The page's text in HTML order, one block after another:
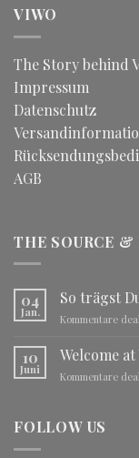
VIWO
The Story behind
Impressum
Datenschutz
AGB
THE SOURCE &
04
Jan.
So trägst
Kommentare
10
Juni
Welcome
Kommentare
FOLLOW US